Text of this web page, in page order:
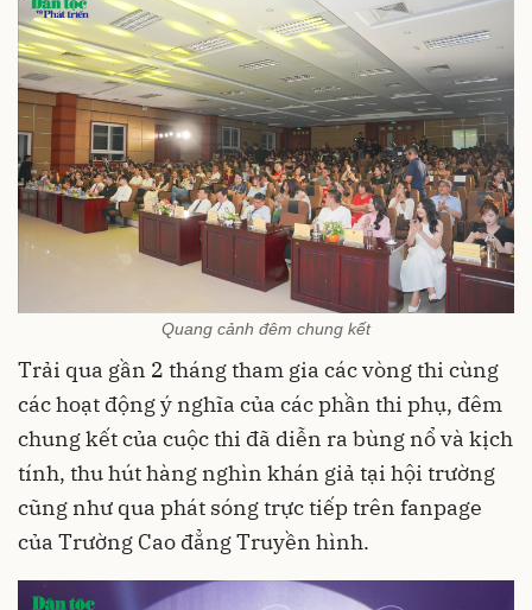
Quang cảnh đêm chung kết
Trải qua gần 2 tháng tham gia các vòng thi cùng
các hoạt động ý nghĩa của các phần thi phụ, đêm
chung kết của cuộc thi đã diễn ra bùng nổ và kịch
tính, thu hút hàng nghìn khán giả tại hội trường
cũng như qua phát sóng trực tiếp trên fanpage
của Trường Cao đẳng Truyền hình.